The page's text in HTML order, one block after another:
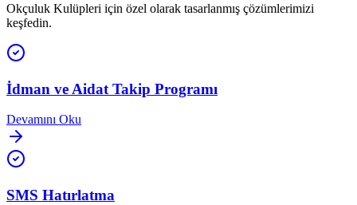
Okçuluk Kulüpleri için özel olarak tasarlanmış çözümlerimizi
keşfedin.
İdman ve Aidat Takip Programı
Devamını Oku
SMS Hatırlatma